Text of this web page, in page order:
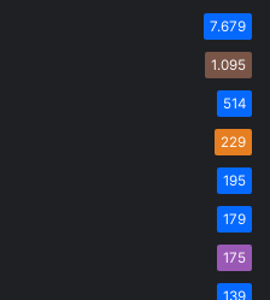
7.679
1.095
514
229
195
179
175
139